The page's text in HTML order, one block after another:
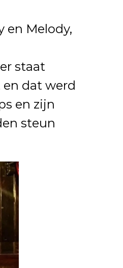
en Melody,
staat
dat werd
en zijn
steun